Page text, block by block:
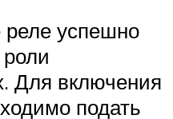
успешно
Для включения
подать